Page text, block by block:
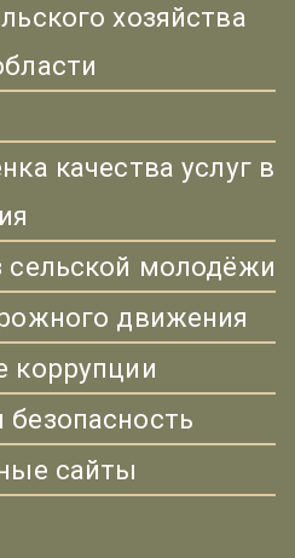
хозяйства
качества услуг в
сельской молодёжи
движения
коррупции
сайты